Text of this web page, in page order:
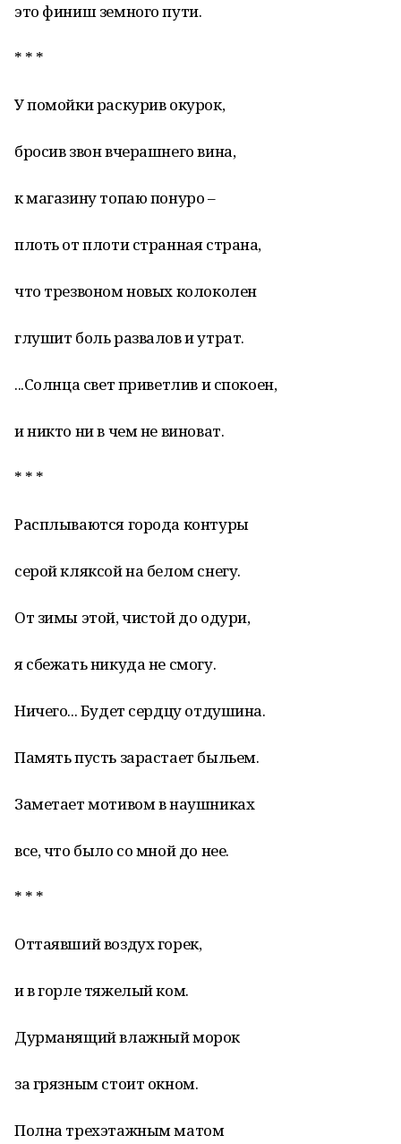
это финиш земного пути.
* * *
У помойки раскурив окурок,
бросив звон вчерашнего вина,
к магазину топаю понуро –
плоть от плоти странная страна,
что трезвоном новых колоколен
глушит боль развалов и утрат.
...Солнца свет приветлив и спокоен,
и никто ни в чем не виноват.
* * *
Расплываются города контуры
серой кляксой на белом снегу.
От зимы этой, чистой до одури,
я сбежать никуда не смогу.
Ничего... Будет сердцу отдушина.
Память пусть зарастает быльем.
Заметает мотивом в наушниках
все, что было со мной до нее.
* * *
Оттаявший воздух горек,
и в горле тяжелый ком.
Дурманящий влажный морок
за грязным стоит окном.
Полна трехэтажным матом